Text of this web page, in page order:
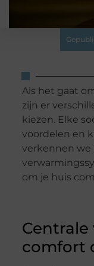
Als het gaat
zijn er
kiezen. Elke
voordelen en
verkennen we
om je huis
comfort